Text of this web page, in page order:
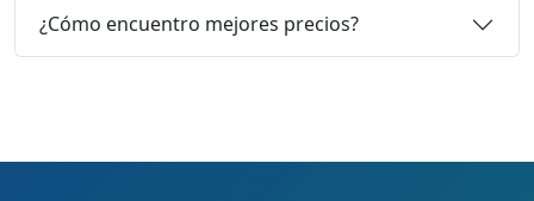
¿Cómo encuentro mejores precios?